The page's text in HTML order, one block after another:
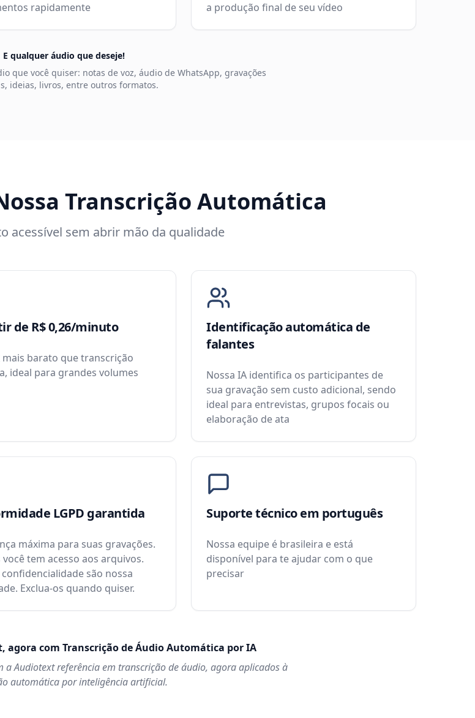
rapidamente
a produção final de seu vídeo
E qualquer áudio que deseje!
que você quiser: notas de voz, áudio de WhatsApp, gravações
ideias, livros, entre outros formatos.
Transcrição Automática
acessível sem abrir mão da qualidade
de R$ 0,26/minuto
mais barato que transcrição
ideal para grandes volumes
Identificação automática de
falantes
Nossa IA identifica os participantes de
sua gravação sem custo adicional, sendo
ideal para entrevistas, grupos focais ou
elaboração de ata
LGPD garantida
máxima para suas gravações.
você tem acesso aos arquivos.
confidencialidade são nossa
Exclua-os quando quiser.
Suporte técnico em português
Nossa equipe é brasileira e está
disponível para te ajudar com o que
precisar
agora com Transcrição de Áudio Automática por IA
Audiotext referência em transcrição de áudio, agora aplicados à
automática por inteligência artificial.